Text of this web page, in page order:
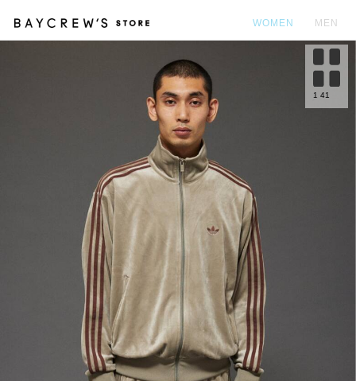
WOMEN MEN
1 41